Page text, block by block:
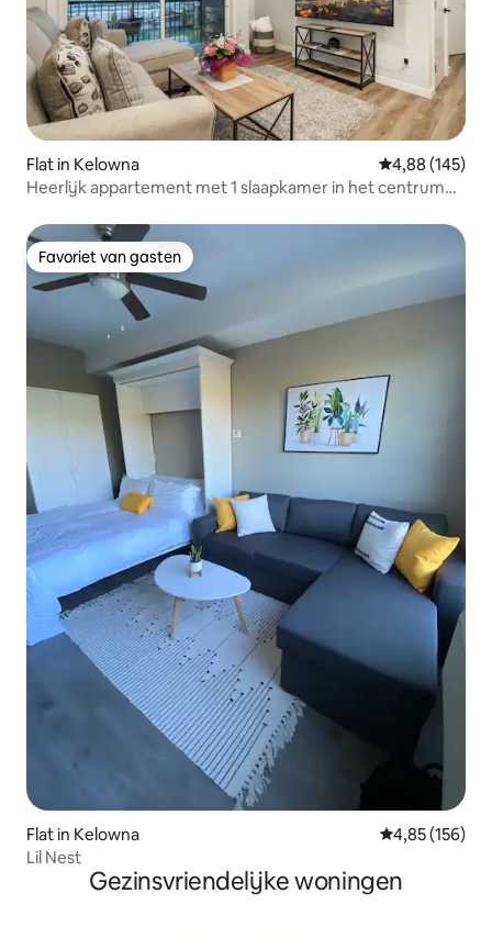
Flat in Kelowna Gemiddelde
4,88 (145)
Heerlijk appartement met 1 slaapkamer in het centrum
Favoriet van gasten
Favoriet van gasten
Flat in Kelowna Gemiddelde
4,85 (156)
Lil Nest
Gezinsvriendelijke woningen